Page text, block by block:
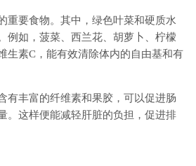
重要食物。其中，绿色叶菜和硬质水
例如，菠菜、西兰花、胡萝卜、柠檬
生素C，能有效清除体内的自由基和有
有丰富的纤维素和果胶，可以促进肠
。这样便能减轻肝脏的负担，促进排